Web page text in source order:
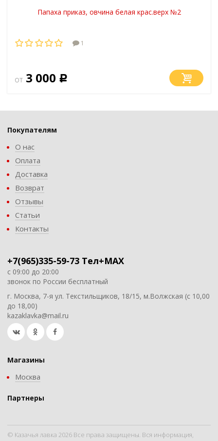
Папаха приказ, овчина белая крас.верх №2
1
от 3 000 Р
Покупателям
О нас
Оплата
Доставка
Возврат
Отзывы
Статьи
Контакты
+7(965)335-59-73 Тел+MAX
с 09:00 до 20:00
звонок по России бесплатный
г. Москва, 7-я ул. Текстильщиков, 18/15, м.Волжская (с 10,00
до 18,00)
kazaklavka@mail.ru
Магазины
Москва
Партнеры
© Казачья лавка 2026 Все права защищены. Вся информация,